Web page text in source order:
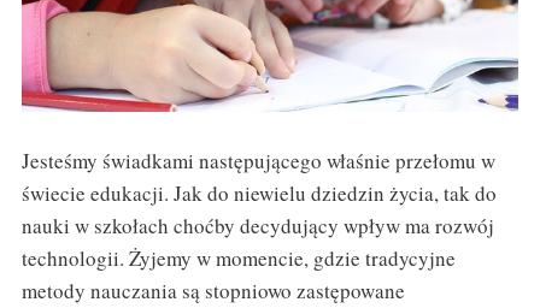
Jesteśmy świadkami następującego właśnie przełomu w
świecie edukacji. Jak do niewielu dziedzin życia, tak do
nauki w szkołach choćby decydujący wpływ ma rozwój
technologii. Żyjemy w momencie, gdzie tradycyjne
metody nauczania są stopniowo zastępowane